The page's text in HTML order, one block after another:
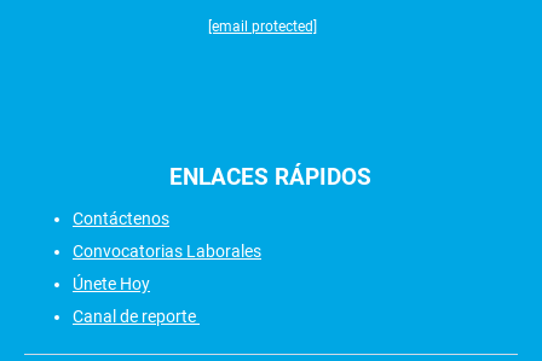
[email protected]
ENLACES RÁPIDOS
Contáctenos
Convocatorias Laborales
Únete Hoy
Canal de reporte